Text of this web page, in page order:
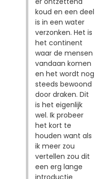
koud en een deel
is in een water
verzonken. Het is
het continent
waar de mensen
vandaan komen
en het wordt nog
steeds bewoond
door draken. Dit
is het eigenlijk
wel. Ik probeer
het kort te
houden want als
ik meer zou
vertellen zou dit
een erg lange
introductie